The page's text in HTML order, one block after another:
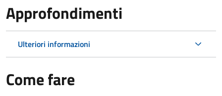
Approfondimenti
Ulteriori informazioni
Come fare